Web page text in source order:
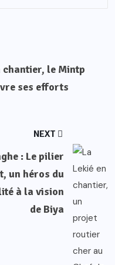
chantier, le Mintp
ses efforts
NEXT
: Le pilier
un héros du
à la vision
de Biya